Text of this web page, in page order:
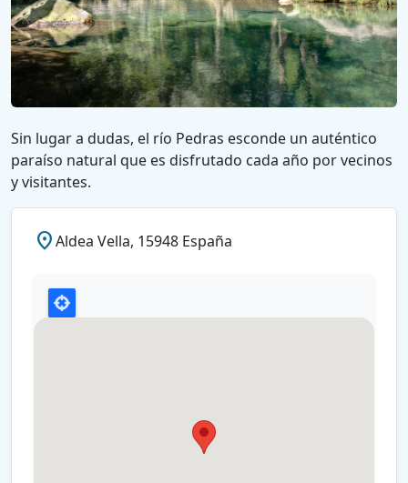
Sin lugar a dudas, el río Pedras esconde un auténtico
paraíso natural que es disfrutado cada año por vecinos
y visitantes.
placeAldea Vella, 15948 España